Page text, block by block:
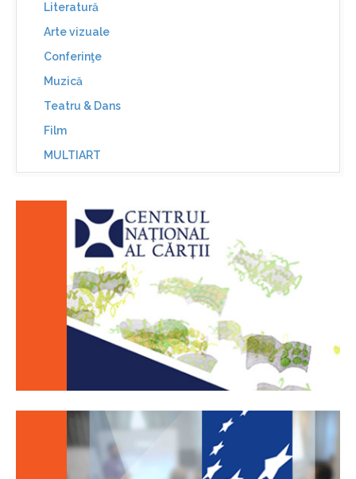
Literatură
Arte vizuale
Conferinţe
Muzică
Teatru & Dans
Film
MULTIART